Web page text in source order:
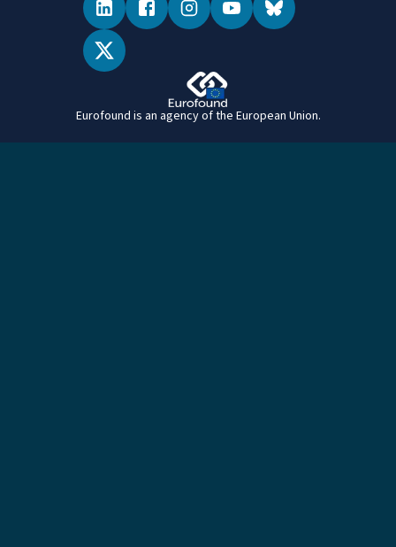
Eurofound is an agency of the European Union.